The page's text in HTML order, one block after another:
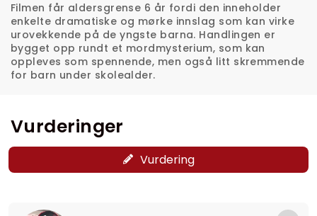
Filmen får aldersgrense 6 år fordi den inneholder
enkelte dramatiske og mørke innslag som kan virke
urovekkende på de yngste barna. Handlingen er
bygget opp rundt et mordmysterium, som kan
oppleves som spennende, men også litt skremmende
for barn under skolealder.
Vurderinger
Vurdering